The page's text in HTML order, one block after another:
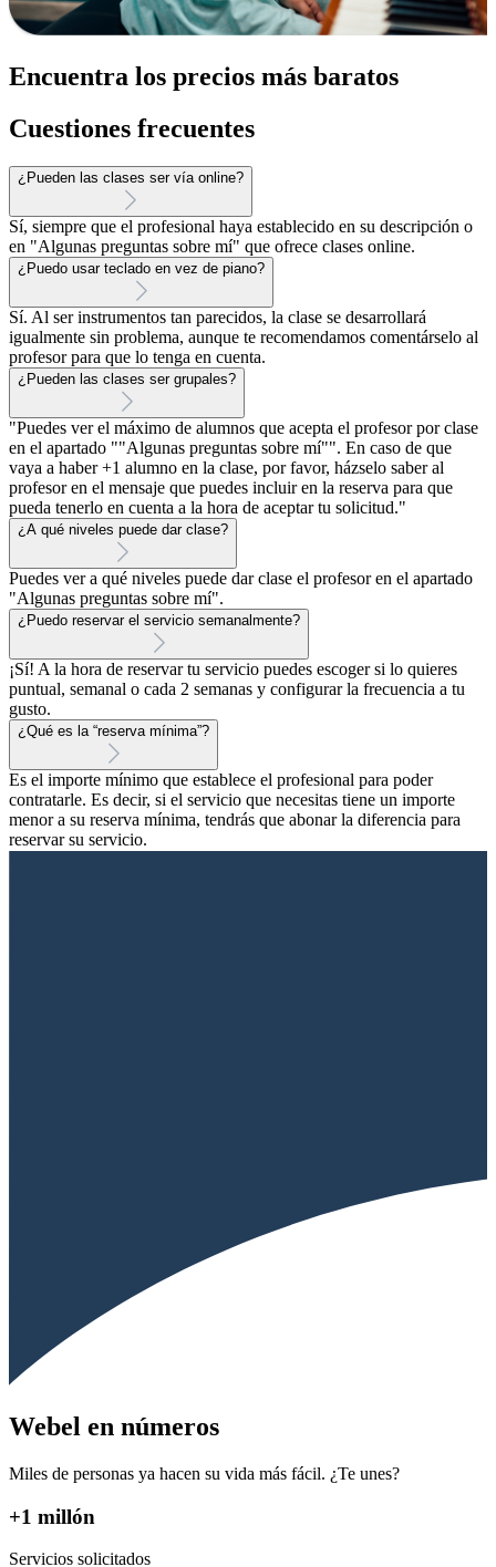
Encuentra los precios más baratos
Cuestiones frecuentes
¿Pueden las clases ser vía online?
Sí, siempre que el profesional haya establecido en su descripción o
en "Algunas preguntas sobre mí" que ofrece clases online.
¿Puedo usar teclado en vez de piano?
Sí. Al ser instrumentos tan parecidos, la clase se desarrollará
igualmente sin problema, aunque te recomendamos comentárselo al
profesor para que lo tenga en cuenta.
¿Pueden las clases ser grupales?
"Puedes ver el máximo de alumnos que acepta el profesor por clase
en el apartado ""Algunas preguntas sobre mí"". En caso de que
vaya a haber +1 alumno en la clase, por favor, házselo saber al
profesor en el mensaje que puedes incluir en la reserva para que
pueda tenerlo en cuenta a la hora de aceptar tu solicitud."
¿A qué niveles puede dar clase?
Puedes ver a qué niveles puede dar clase el profesor en el apartado
"Algunas preguntas sobre mí".
¿Puedo reservar el servicio semanalmente?
¡Sí! A la hora de reservar tu servicio puedes escoger si lo quieres
puntual, semanal o cada 2 semanas y configurar la frecuencia a tu
gusto.
¿Qué es la “reserva mínima”?
Es el importe mínimo que establece el profesional para poder
contratarle. Es decir, si el servicio que necesitas tiene un importe
menor a su reserva mínima, tendrás que abonar la diferencia para
reservar su servicio.
Webel en números
Miles de personas ya hacen su vida más fácil. ¿Te unes?
+1 millón
Servicios solicitados